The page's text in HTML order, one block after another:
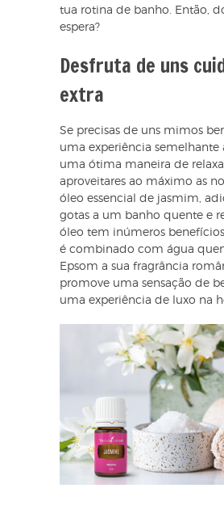
tua rotina de banho. Então,
espera?
Desfruta de uns
extra
Se precisas de uns mimos
uma experiência semelhante
uma ótima maneira de
aproveitares ao máximo as
óleo essencial de jasmim,
gotas a um banho quente e
óleo tem inúmeros
é combinado com água
Epsom a sua fragrância
promove uma sensação de
uma experiência de luxo na